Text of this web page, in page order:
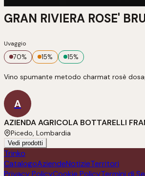
GRAN RIVIERA ROSE'
Uvaggio
70% 15% 15%
Vino spumante metodo charmat rosè
A
AZIENDA AGRICOLA BOTTARELLI
Picedo, Lombardia
Vedi prodotti
Trinko
CatalogoAziendeNotizieTerritori
Privacy PolicyCookie PolicyTermini di